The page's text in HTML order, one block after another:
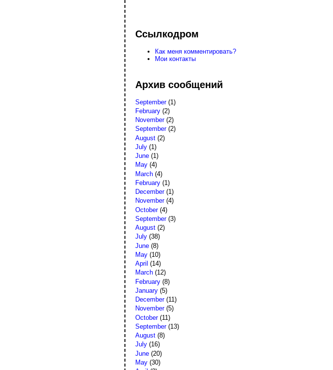
Ссылкодром
Как меня комментировать?
Мои контакты
Архив сообщений
September(1)
February (2)
November(2)
September(2)
August (2)
July (1)
June (1)
May (4)
March (4)
February (1)
December(1)
November(4)
October(4)
September(3)
August (2)
July (38)
June (8)
May (10)
April (14)
March (12)
February (8)
January (5)
December(11)
November(5)
October(11)
September(13)
August (8)
July (16)
June (20)
May (30)